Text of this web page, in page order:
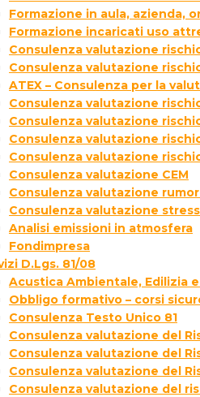
Formazione in aula, azienda,
Formazione incaricati uso
Consulenza valutazione
Consulenza valutazione
ATEX – Consulenza per la
Consulenza valutazione
Consulenza valutazione
Consulenza valutazione
Consulenza valutazione
Consulenza valutazione CEM
Consulenza valutazione
Consulenza valutazione
Analisi emissioni in atmosfera
Fondimpresa
D.Lgs. 81/08
Acustica Ambientale, Edilizia
Obbligo formativo – corsi
Consulenza Testo Unico 81
Consulenza valutazione del
Consulenza valutazione del
Consulenza valutazione del
Consulenza valutazione del